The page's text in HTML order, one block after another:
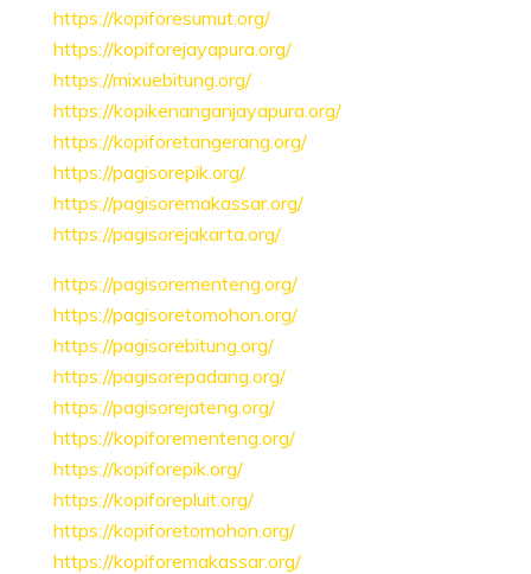
https://kopiforesumut.org/
https://kopiforejayapura.org/
https://mixuebitung.org/
https://kopikenanganjayapura.org/
https://kopiforetangerang.org/
https://pagisorepik.org/
https://pagisoremakassar.org/
https://pagisorejakarta.org/
https://pagisorementeng.org/
https://pagisoretomohon.org/
https://pagisorebitung.org/
https://pagisorepadang.org/
https://pagisorejateng.org/
https://kopiforementeng.org/
https://kopiforepik.org/
https://kopiforepluit.org/
https://kopiforetomohon.org/
https://kopiforemakassar.org/